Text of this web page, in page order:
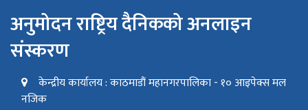
अनुमोदन राष्ट्रिय दैनिकको अनलाइन
संस्करण
केन्द्रीय कार्यालय : काठमाडौं महानगरपालिका - १० आइपेक्स मल
नजिक